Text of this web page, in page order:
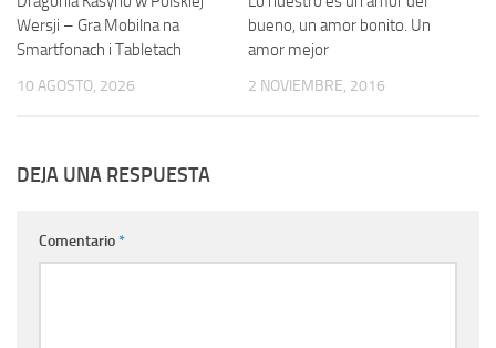
Wersji – Gra Mobilna na
Smartfonach i Tabletach
10 AGOSTO, 2026
bueno, un amor bonito. Un
amor mejor
2 NOVIEMBRE, 2016
DEJA UNA RESPUESTA
Comentario*